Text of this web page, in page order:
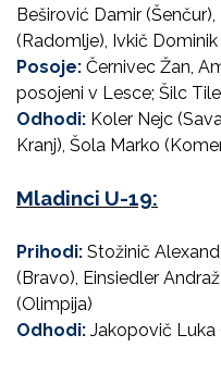
Beširović Damir
(Radomlje), Ivkič
Posoje: Černivec Žan,
posojeni v Lesce; Šilc
Odhodi: Koler Nejc
Kranj), Šola Marko
Mladinci U-19:
Prihodi: Stožinič
(Bravo), Einsiedler
(Olimpija)
Odhodi: Jakopovič Luka